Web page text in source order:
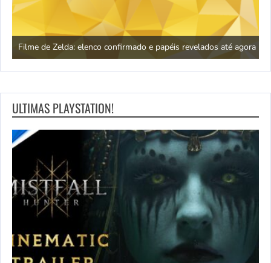
Filme de Zelda: elenco confirmado e papéis revelados até agora
ULTIMAS PLAYSTATION!